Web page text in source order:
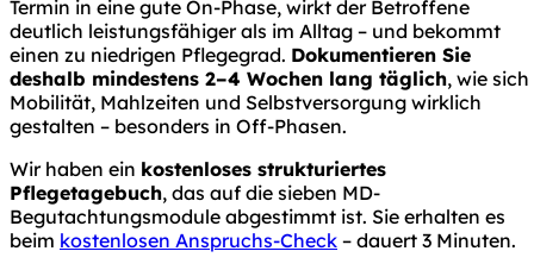
Termin in eine gute On-Phase, wirkt der Betroffene
deutlich leistungsfähiger als im Alltag – und bekommt
einen zu niedrigen Pflegegrad. Dokumentieren Sie
deshalb mindestens 2–4 Wochen lang täglich, wie sich
Mobilität, Mahlzeiten und Selbstversorgung wirklich
gestalten – besonders in Off-Phasen.
Wir haben ein kostenloses strukturiertes
Pflegetagebuch, das auf die sieben MD-
Begutachtungsmodule abgestimmt ist. Sie erhalten es
beim kostenlosen Anspruchs-Check – dauert 3 Minuten.